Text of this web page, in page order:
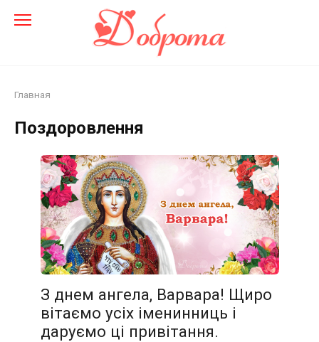
Главная
Поздоровлення
З днем ангела, Варвара! Щиро
вітаємо усіх іменинниць і
даруємо ці привітання.